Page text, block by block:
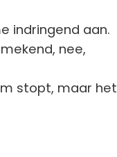
indringend aan.
nee,
stopt, maar het